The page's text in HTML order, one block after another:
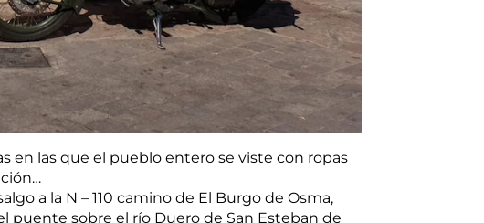
en las que el pueblo entero se viste con ropas
a la N – 110 camino de El Burgo de Osma,
puente sobre el río Duero de San Esteban de